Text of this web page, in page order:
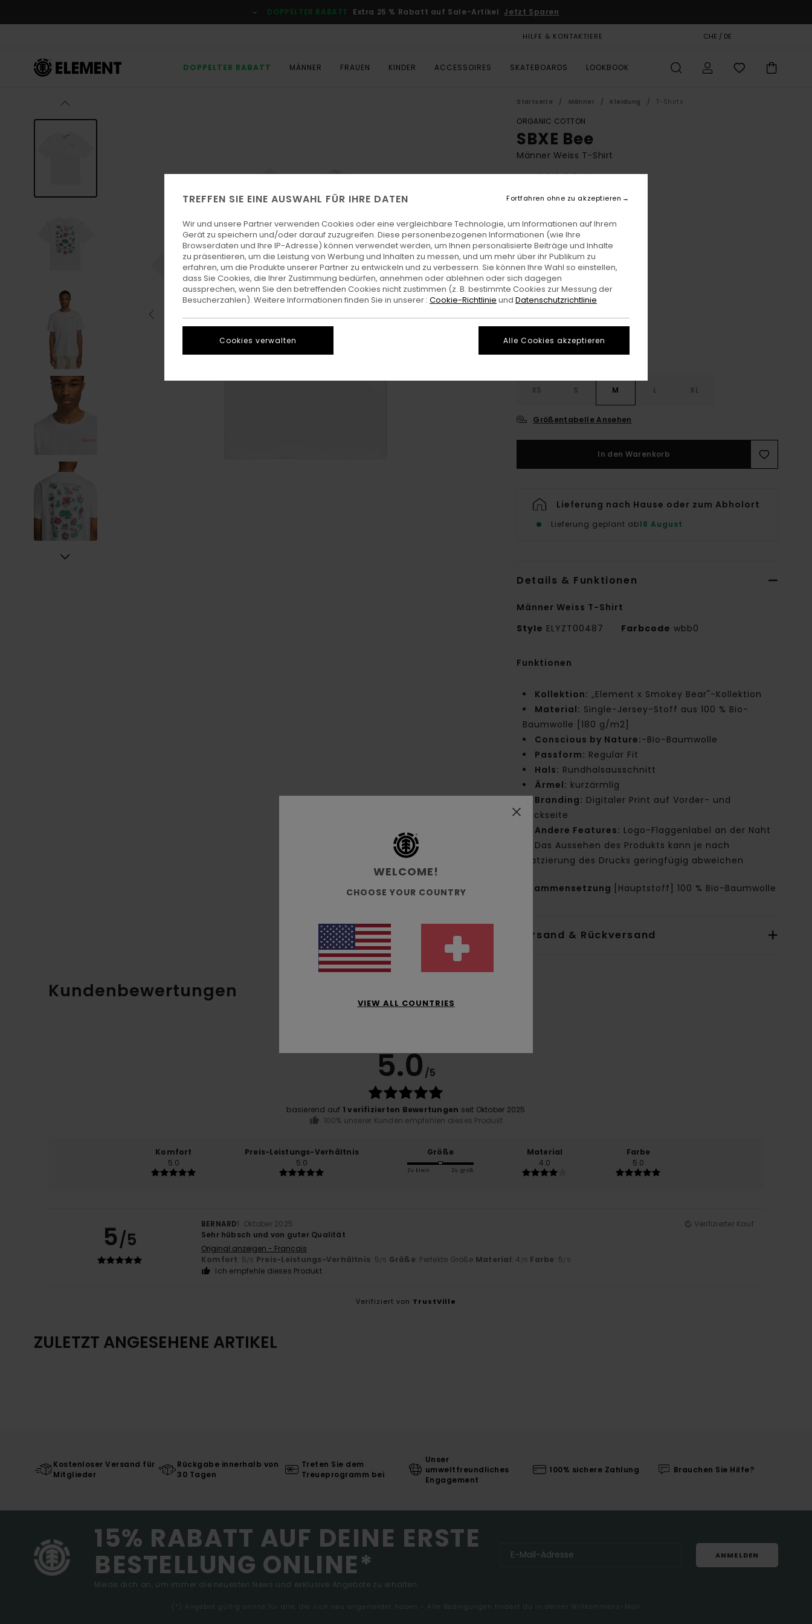
Produktinformation
DOPPELTER RABATT Extra 25 % Rabatt auf Sale-Artikel Jetzt Sparen
HILFE & KONTAKTIERE CHE / DE
DOPPELTER RABATT MÄNNER FRAUEN KINDER ACCESSOIRES SKATEBOARDS LOOKBOOK
Startseite Männer Kleidung T-Shirts
ORGANIC COTTON
SBXE Bee
Männer Weiss T-Shirt
5.0
ECO-BONUS
CHF 20,25
SALE
DOPPELTER RABATT EXTRA 25 %
Farbe Optic White
XS S M L XL
Größentabelle Ansehen
In den Warenkorb
Lieferung nach Hause oder zum Abholort
Lieferung geplant ab18 August
Details & Funktionen
Männer Weiss T-Shirt
Style ELYZT00487 Farbcode wbb0
Funktionen
Kollektion: „Element x Smokey Bear"-Kollektion
Material: Single-Jersey-Stoff aus 100 % Bio-
Baumwolle [180 g/m2]
Conscious by Nature:-Bio-Baumwolle
Passform: Regular Fit
Hals: Rundhalsausschnitt
Ärmel: kurzärmlig
Branding: Digitaler Print auf Vorder- und
Rückseite
Andere Features: Logo-Flaggenlabel an der Naht
Das Aussehen des Produkts kann je nach
Platzierung des Drucks geringfügig abweichen
Zusammensetzung [Hauptstoff] 100 % Bio-Baumwolle
Versand & Rückversand
Kundenbewertungen
5.0/5
basierend auf 1 verifizierten Bewertungen seit Oktober 2025
100% unserer Kunden empfehlen dieses Produkt
Komfort
5.0
Preis-Leistungs-Verhältnis
5.0
Größe
Zu klein Zu groß
Material
4.0
Farbe
5.0
5/5
BERNARD1. Oktober 2025
Verifizierter Kauf
Sehr hübsch und von guter Qualität
Original anzeigen - Français
Komfort: 5/5 Preis-Leistungs-Verhältnis: 5/5 Größe: Perfekte Größe Material: 4 /5 Farbe: 5/5
Ich empfehle dieses Produkt
Verifiziert von TrustVille
ZULETZT ANGESEHENE ARTIKEL
Kostenloser Versand für
Mitglieder
Rückgabe innerhalb von
30 Tagen
Treten Sie dem
Treueprogramm bei
Unser
umweltfreundliches
Engagement
100% sichere Zahlung Brauchen Sie Hilfe?
15% RABATT AUF DEINE ERSTE
BESTELLUNG ONLINE*
Melde dich an, um immer die neuesten News und exklusive Angebote zu erhalten.
ANMELDEN
(*) Angebot gültig online für alle, die sich neu angemeldet haben - Alle Bedingungen findest du in deiner Willkommens-Mail
WELCOME!
CHOOSE YOUR COUNTRY
VIEW ALL COUNTRIES
TREFFEN SIE EINE AUSWAHL FÜR IHRE DATEN
Wir und unsere Partner verwenden Cookies oder eine vergleichbare Technologie, um Informationen auf Ihrem
Gerät zu speichern und/oder darauf zuzugreifen. Diese personenbezogenen Informationen (wie Ihre
Browserdaten und Ihre IP-Adresse) können verwendet werden, um Ihnen personalisierte Beiträge und Inhalte
zu präsentieren, um die Leistung von Werbung und Inhalten zu messen, und um mehr über ihr Publikum zu
erfahren, um die Produkte unserer Partner zu entwickeln und zu verbessern. Sie können Ihre Wahl so einstellen,
dass Sie Cookies, die Ihrer Zustimmung bedürfen, annehmen oder ablehnen oder sich dagegen
aussprechen, wenn Sie den betreffenden Cookies nicht zustimmen (z. B. bestimmte Cookies zur Messung der
Besucherzahlen). Weitere Informationen finden Sie in unserer : Cookie-Richtlinie und Datenschutzrichtlinie
Cookies verwalten
Fortfahren ohne zu akzeptieren
Alle Cookies akzeptieren